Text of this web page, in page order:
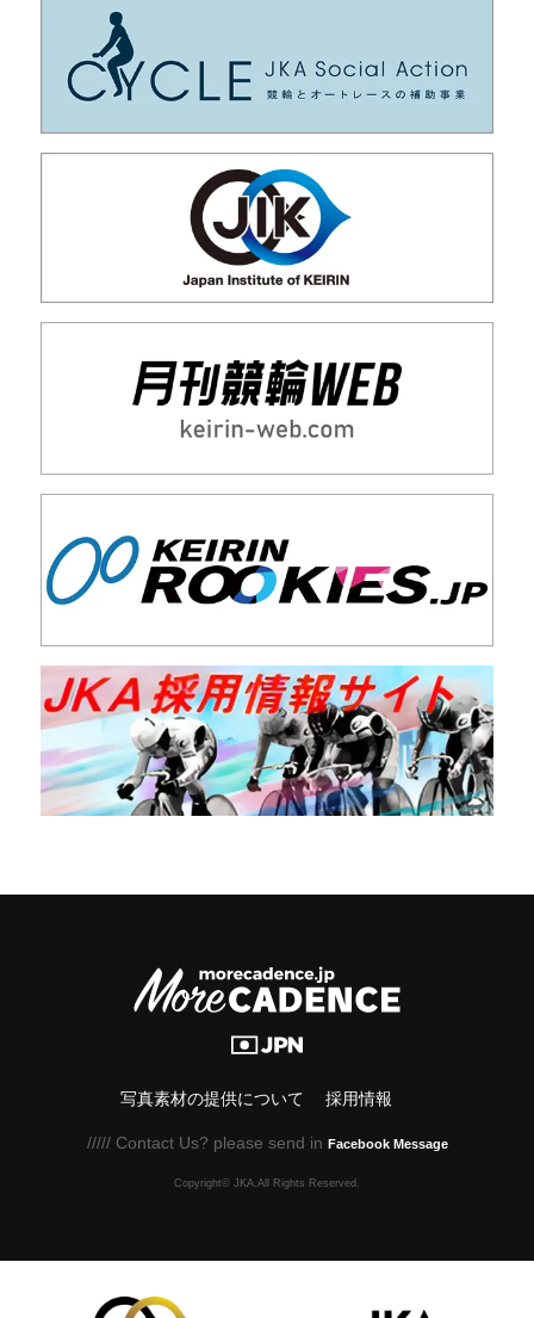
写真素材の提供について 採用情報
///// Contact Us? please send in Facebook Message
Copyright© JKA.All Rights Reserved.